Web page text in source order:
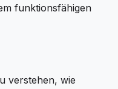
funktionsfähigen
verstehen, wie